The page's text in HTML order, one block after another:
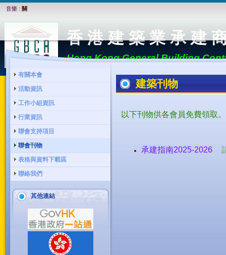
音樂 : 關
香 港 建 築 業 承 建
Hong Kong General Building
有關本會
活動資訊
工作小組資訊
行業資訊
聯會支持項目
聯會刊物
表格與資料下載區
聯絡我們
其他連結
建築刊物
以下刊物供各會員免費領取。
承建指南2025-2026